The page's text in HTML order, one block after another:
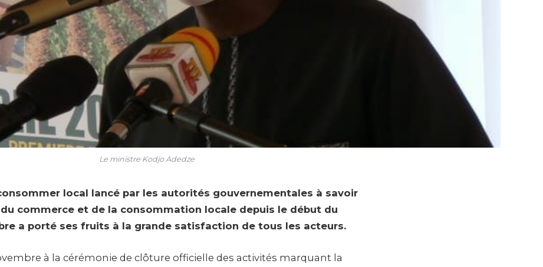
Le ministre Kodjo Adedze
local lancé par les autorités gouvernementales à savoir
commerce et de la consommation locale depuis le début du
a porté ses fruits à la grande satisfaction de tous les acteurs.
à la cérémonie de clôture officielle des activités marquant la